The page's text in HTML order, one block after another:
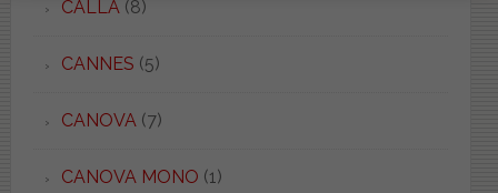
CALLA (8)
CANNES (5)
CANOVA (7)
CANOVA MONO (1)